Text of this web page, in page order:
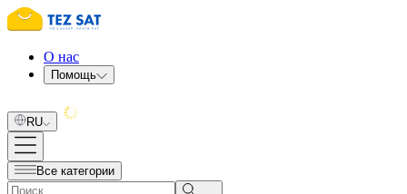
О нас
Помощь
RU
Все категории